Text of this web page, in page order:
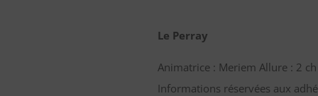
Le Perray
Animatrice : Meriem Allure : 2
Informations réservées aux